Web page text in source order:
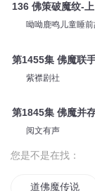
136 佛策破魔纹-上
呦呦鹿鸣儿童睡
第1455集 佛魔联
紫襟剧社
第1845集 佛魔并
阅文有声
您是不是在找：
道佛魔传说